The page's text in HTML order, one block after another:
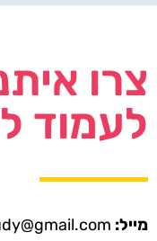
צרו
לעמוד
מייל: